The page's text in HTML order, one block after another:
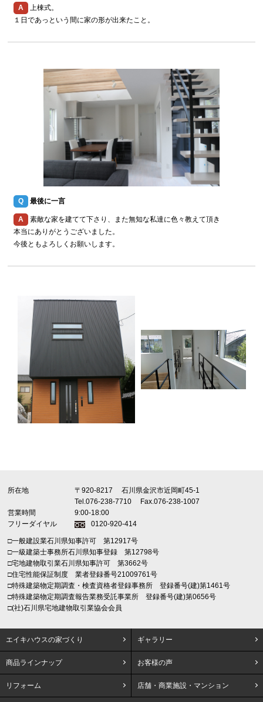
A
上棟式。
１日であっという間に家の形が出来たこと。
Q 最後に一言
A
素敵な家を建てて下さり、また無知な私達に色々教えて頂き
本当にありがとうございました。
今後ともよろしくお願いします。
所在地 〒920-8217
石川県金沢市近岡町45-1
Tel.076-238-7710
Fax.076-238-1007
営業時間
9:00-18:00
フリーダイヤル
0120-920-414
□一般建設業石川県知事許可 第12917号
□一級建築士事務所石川県知事登録 第12798号
□宅地建物取引業石川県知事許可 第3662号
□住宅性能保証制度 業者登録番号21009761号
□特殊建築物定期調査・検査資格者登録事務所 登録番号(建)第1461号
□特殊建築物定期調査報告業務受託事業所 登録番号(建)第0656号
□(社)石川県宅地建物取引業協会会員
エイキハウスの家づくり ギャラリー
商品ラインナップ お客様の声
リフォーム 店舗・商業施設・マンション